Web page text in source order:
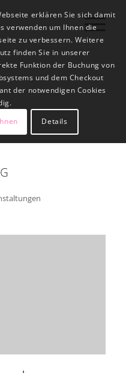
erklären Sie sich damit
verwenden um Ihnen die
zu verbessern. Weitere
finden Sie in unserer
Funktion der Buchung von
und dem Checkout
der notwendigen Cookies
Details